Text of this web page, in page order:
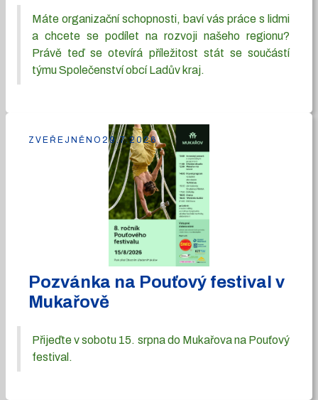
Máte organizační schopnosti, baví vás práce s lidmi
a chcete se podílet na rozvoji našeho regionu?
Právě teď se otevírá příležitost stát se součástí
týmu Společenství obcí Ladův kraj.
Pozvánka na Pouťový festival v
Mukařově
Přijeďte v sobotu 15. srpna do Mukařova na Pouťový
festival.
ZVEŘEJNĚNO 29.7.2026